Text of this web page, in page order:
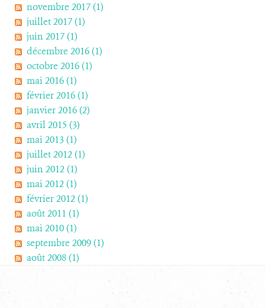
novembre 2017 (1)
juillet 2017 (1)
juin 2017 (1)
décembre 2016 (1)
octobre 2016 (1)
mai 2016 (1)
février 2016 (1)
janvier 2016 (2)
avril 2015 (3)
mai 2013 (1)
juillet 2012 (1)
juin 2012 (1)
mai 2012 (1)
février 2012 (1)
août 2011 (1)
mai 2010 (1)
septembre 2009 (1)
août 2008 (1)